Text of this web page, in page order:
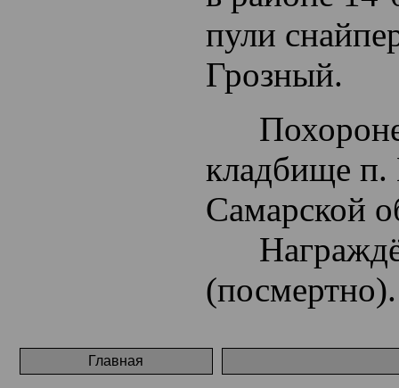
пули
Грозный.
кладбище п.
Самарской
(посмертно).
Главная